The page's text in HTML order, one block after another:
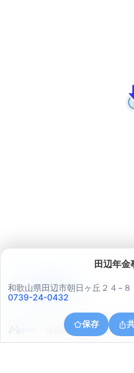
田辺年金
和歌山県田辺市朝日ヶ丘２４−８
0739-24-0432
保存
住所の取得に失敗しました
アプリで見る